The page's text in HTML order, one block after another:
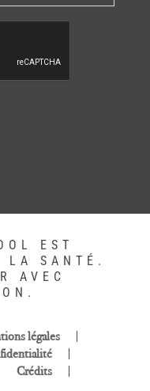
EST
LA SANTÉ.
AVEC
légales
Crédits